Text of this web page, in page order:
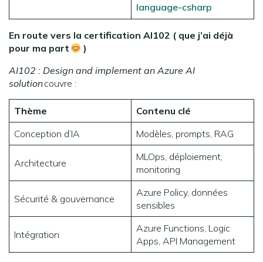
language-csharp
En route vers la certification AI102 ( que j’ai déjà
pour ma part
)
AI102 : Design and implement an Azure AI
solutioncouvre :
Thème
Contenu clé
Conception d’IA
Modèles, prompts, RAG
Architecture
MLOps, déploiement,
monitoring
Sécurité & gouvernance
Azure Policy, données
sensibles
Intégration
Azure Functions, Logic
Apps, API Management